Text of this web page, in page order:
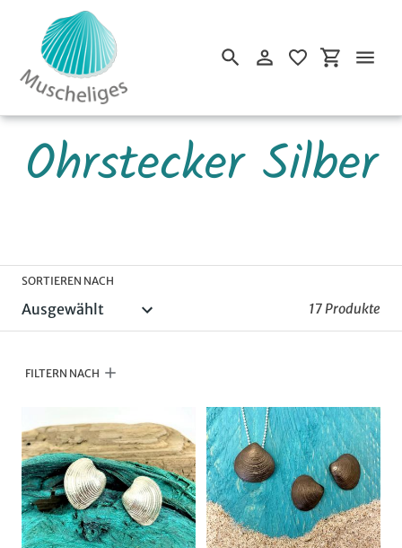
Direkt
Inhalt
SuchenEinloggen
S
m
m
l
u
n
Ohrstecker Silber
SORTIEREN NACH
17 Produkte
FILTERN NACH